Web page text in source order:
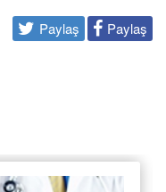
Paylaş
Paylaş